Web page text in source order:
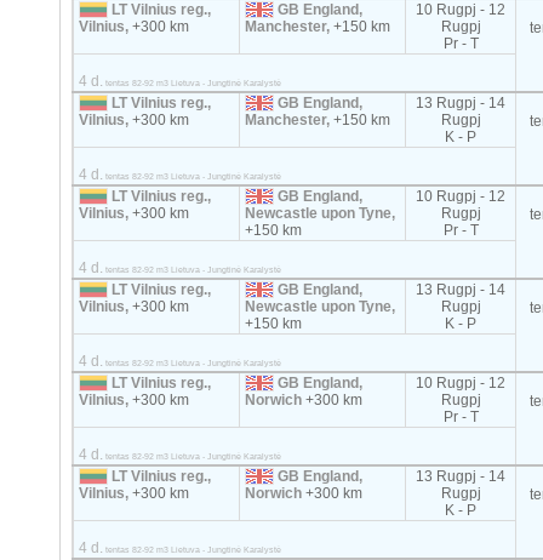
LT Vilnius reg.,
Vilnius,+300 km
GB England,
Manchester,+150 km
10 Rugpj - 12
Rugpj
Pr - T
4 d. tentas 82-92 m3 Lietuva - Jungtinė Karalystė
LT Vilnius reg.,
Vilnius,+300 km
GB England,
Manchester,+150 km
13 Rugpj - 14
Rugpj
K - P
4 d. tentas 82-92 m3 Lietuva - Jungtinė Karalystė
LT Vilnius reg.,
Vilnius,+300 km
GB England,
Newcastle upon Tyne,
+150 km
10 Rugpj - 12
Rugpj
Pr - T
4 d. tentas 82-92 m3 Lietuva - Jungtinė Karalystė
LT Vilnius reg.,
Vilnius,+300 km
GB England,
Newcastle upon Tyne,
+150 km
13 Rugpj - 14
Rugpj
K - P
4 d. tentas 82-92 m3 Lietuva - Jungtinė Karalystė
LT Vilnius reg.,
Vilnius,+300 km
GB England,
Norwich+300 km
10 Rugpj - 12
Rugpj
Pr - T
4 d. tentas 82-92 m3 Lietuva - Jungtinė Karalystė
LT Vilnius reg.,
Vilnius,+300 km
GB England,
Norwich+300 km
13 Rugpj - 14
Rugpj
K - P
4 d. tentas 82-92 m3 Lietuva - Jungtinė Karalystė